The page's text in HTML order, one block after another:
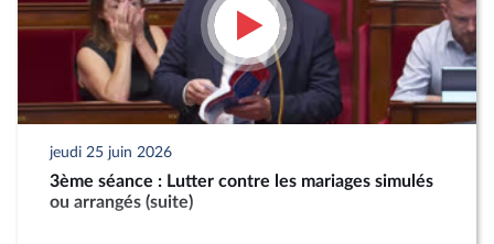
jeudi 25 juin 2026
3ème séance : Lutter contre les mariages simulés
ou arrangés (suite)